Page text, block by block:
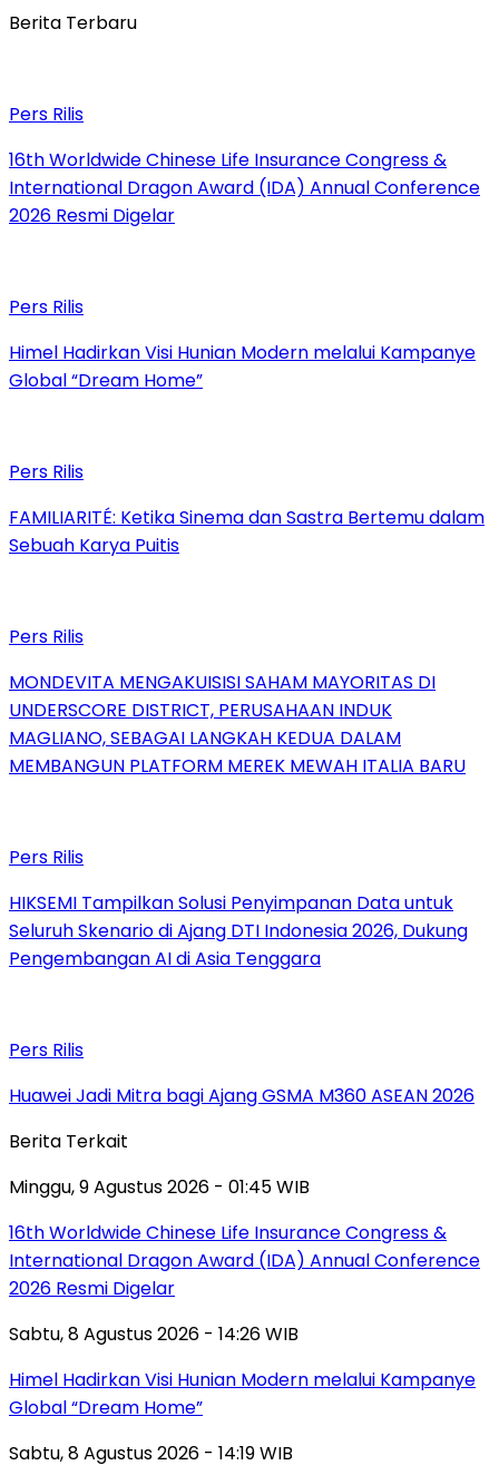
Berita Terbaru
Pers Rilis
16th Worldwide Chinese Life Insurance Congress &
International Dragon Award (IDA) Annual Conference
2026 Resmi Digelar
Pers Rilis
Himel Hadirkan Visi Hunian Modern melalui Kampanye
Global “Dream Home”
Pers Rilis
FAMILIARITÉ: Ketika Sinema dan Sastra Bertemu dalam
Sebuah Karya Puitis
Pers Rilis
MONDEVITA MENGAKUISISI SAHAM MAYORITAS DI
UNDERSCORE DISTRICT, PERUSAHAAN INDUK
MAGLIANO, SEBAGAI LANGKAH KEDUA DALAM
MEMBANGUN PLATFORM MEREK MEWAH ITALIA BARU
Pers Rilis
HIKSEMI Tampilkan Solusi Penyimpanan Data untuk
Seluruh Skenario di Ajang DTI Indonesia 2026, Dukung
Pengembangan AI di Asia Tenggara
Pers Rilis
Huawei Jadi Mitra bagi Ajang GSMA M360 ASEAN 2026
Berita Terkait
Minggu, 9 Agustus 2026 - 01:45 WIB
16th Worldwide Chinese Life Insurance Congress &
International Dragon Award (IDA) Annual Conference
2026 Resmi Digelar
Sabtu, 8 Agustus 2026 - 14:26 WIB
Himel Hadirkan Visi Hunian Modern melalui Kampanye
Global “Dream Home”
Sabtu, 8 Agustus 2026 - 14:19 WIB